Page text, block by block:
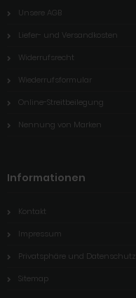
Unsere AGB
Liefer- und Versandkosten
Widerrufsrecht
Wiederrufsformular
Online-Streitbeilegung
Nennung von Marken
Informationen
Kontakt
Impressum
Privatsphäre und Datenschutz
Sitemap